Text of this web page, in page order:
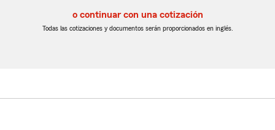
postal
de
postal
de
o continuar con una cotización
Todas las cotizaciones y documentos serán proporcionados en inglés.